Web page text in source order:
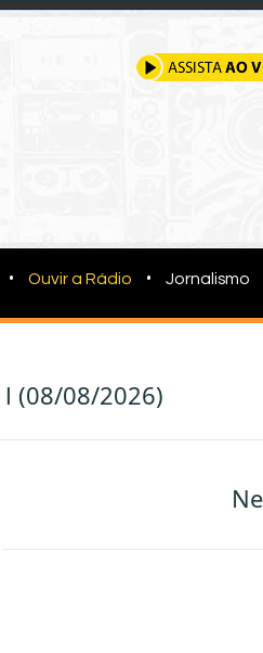
• Ouvir a Rádio • Jornalismo
l (08/08/2026)